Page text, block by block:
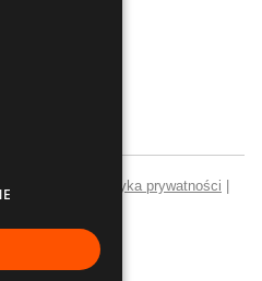
Training | Polityka prywatności